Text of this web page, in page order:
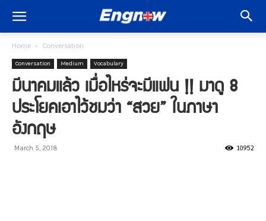
Home Conversation
Conversation Medium Vocabulary
มีนาคมแล้ว เมื่อไหร่จะมีแฟน !! มาดู 8
ประโยคเอาไว้ชมว่า “สวย” ในภาษา
อังกฤษ
March 5, 2018 10952